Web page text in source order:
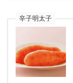
辛子明太子